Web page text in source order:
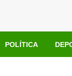
POLÍTICA